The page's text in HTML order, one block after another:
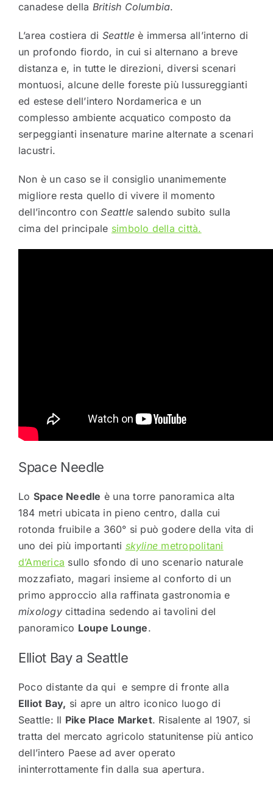
canadese della British Columbia.
L’area costiera di Seattleè immersa all’interno di
un profondo fiordo, in cui si alternano a breve
distanza e, in tutte le direzioni, diversi scenari
montuosi, alcune delle foreste più lussureggianti
ed estese dell’intero Nordamerica e un
complesso ambiente acquatico composto da
serpeggianti insenature marine alternate a scenari
lacustri.
Non è un caso se il consiglio unanimemente
migliore resta quello di vivere il momento
dell’incontro conSeattle salendo subito sulla
cima del principale simbolo della città.
Space Needle
Lo Space Needle è una torre panoramica alta
184 metri ubicata in pieno centro, dalla cui
rotonda fruibile a 360° si può godere della vita di
uno dei più importanti skyline metropolitani
d’America sullo sfondo di uno scenario naturale
mozzafiato, magari insieme al conforto di un
primo approccio alla raffinata gastronomia e
mixologycittadina sedendo ai tavolini del
panoramico Loupe Lounge.
Elliot Bay a Seattle
Poco distante da qui e sempre di fronte alla
Elliot Bay, si apre un altro iconico luogo di
Seattle: Il Pike Place Market. Risalente al 1907, si
tratta del mercato agricolo statunitense più antico
dell’intero Paese ad aver operato
ininterrottamente fin dalla sua apertura.